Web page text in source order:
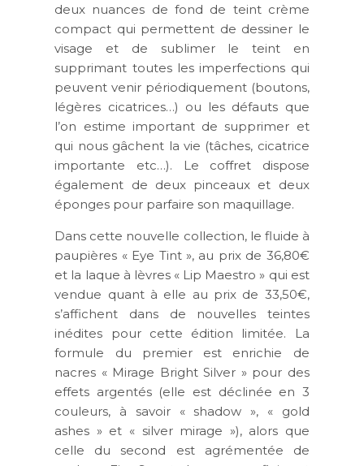
deux nuances de fond de teint crème
compact qui permettent de dessiner le
visage et de sublimer le teint en
supprimant toutes les imperfections qui
peuvent venir périodiquement (boutons,
légères cicatrices…) ou les défauts que
l’on estime important de supprimer et
qui nous gâchent la vie (tâches, cicatrice
importante etc…). Le coffret dispose
également de deux pinceaux et deux
éponges pour parfaire son maquillage.
Dans cette nouvelle collection, le fluide à
paupières « Eye Tint », au prix de 36,80€
et la laque à lèvres « Lip Maestro » qui est
vendue quant à elle au prix de 33,50€,
s’affichent dans de nouvelles teintes
inédites pour cette édition limitée. La
formule du premier est enrichie de
nacres « Mirage Bright Silver » pour des
effets argentés (elle est déclinée en 3
couleurs, à savoir « shadow », « gold
ashes » et « silver mirage »), alors que
celle du second est agrémentée de